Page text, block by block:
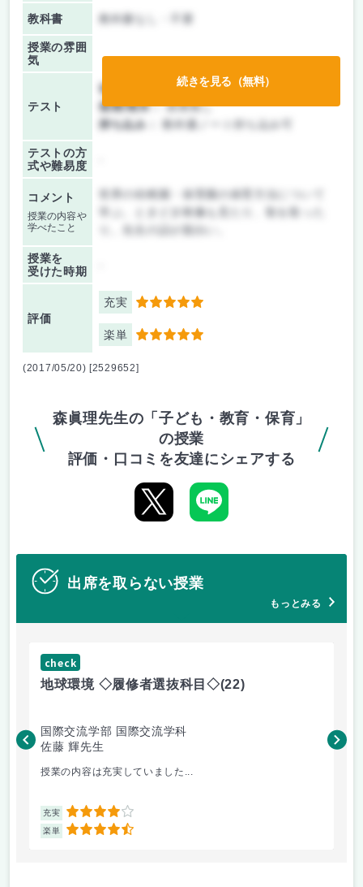
教科書 教科書なし・不要
授業の雰囲
気
テスト
前期/中間：
テストのみ
後期/期末：授業無し
持ち込み：
教科書ノート持ち込み可
テストの方
式や難易度
コメント
授業の内容や
学べたこと
学ぶ。ときどき映像も見たり、歌を歌った
授業を
受けた時期
評価
充実 5
楽単 5
続きを見る（無料）
(2017/05/20) [2529652]
森眞理先生の「子ども・教育・保育」
の授業
評価・口コミを友達にシェアする
出席を取らない授業
もっとみる
check
地球環境 ◇履修者選抜科目◇(22)
国際交流学部 国際交流学科
佐藤 輝先生
授業の内容は充実していました...
充実 4
楽単 4.5
佐